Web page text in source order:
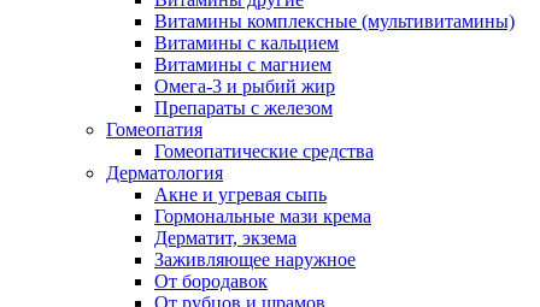
Витамины комплексные (мультивитамины)
Витамины с кальцием
Витамины с магнием
Омега-3 и рыбий жир
Препараты с железом
Гомеопатия
Гомеопатические средства
Дерматология
Акне и угревая сыпь
Гормональные мази крема
Дерматит, экзема
Заживляющее наружное
От бородавок
От рубцов и шрамов